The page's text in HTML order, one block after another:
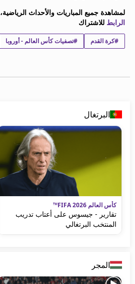
لمشاهدة جميع المباريات والأحداث الرياضية،
الرابط للاشتراك
#كرة القدم #تصفيات كأس العالم - أوروبا
البرتغال
كأس العالم FIFA 2026™
تقارير - جيسوس على أعتاب تدريب
المنتخب البرتغالي
المجر